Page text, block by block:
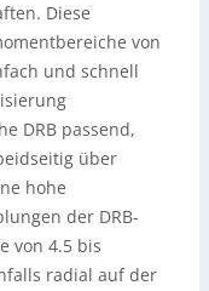
Diese
von
und schnell
DRB passend,
über
hohe
der DRB-
von 4.5 bis
radial auf der